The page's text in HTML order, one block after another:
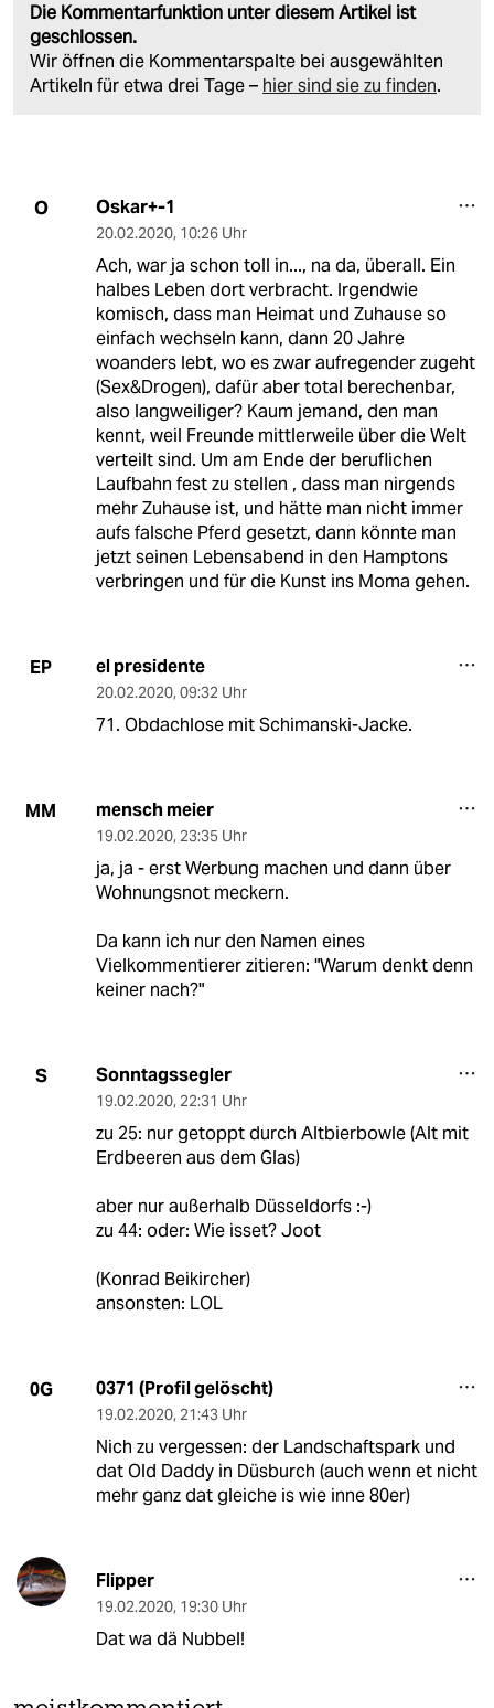
Die Kommentarfunktion unter diesem Artikel ist
geschlossen.
Wir öffnen die Kommentarspalte bei ausgewählten
Artikeln für etwa drei Tage – hier sind sie zu finden.
O Oskar+-1
20.02.2020, 10:26 Uhr
Ach, war ja schon toll in..., na da, überall. Ein
halbes Leben dort verbracht. Irgendwie
komisch, dass man Heimat und Zuhause so
einfach wechseln kann, dann 20 Jahre
woanders lebt, wo es zwar aufregender zugeht
(Sex&Drogen), dafür aber total berechenbar,
also langweiliger? Kaum jemand, den man
kennt, weil Freunde mittlerweile über die Welt
verteilt sind. Um am Ende der beruflichen
Laufbahn fest zu stellen , dass man nirgends
mehr Zuhause ist, und hätte man nicht immer
aufs falsche Pferd gesetzt, dann könnte man
jetzt seinen Lebensabend in den Hamptons
verbringen und für die Kunst ins Moma gehen.
EP el presidente
20.02.2020, 09:32 Uhr
71. Obdachlose mit Schimanski-Jacke.
MM mensch meier
19.02.2020, 23:35 Uhr
ja, ja - erst Werbung machen und dann über
Wohnungsnot meckern.
Da kann ich nur den Namen eines
Vielkommentierer zitieren: "Warum denkt denn
keiner nach?"
S Sonntagssegler
19.02.2020, 22:31 Uhr
zu 25: nur getoppt durch Altbierbowle (Alt mit
Erdbeeren aus dem Glas)
aber nur außerhalb Düsseldorfs :-)
zu 44: oder: Wie isset? Joot
(Konrad Beikircher)
ansonsten: LOL
0G 0371 (Profil gelöscht)
19.02.2020, 21:43 Uhr
Nich zu vergessen: der Landschaftspark und
dat Old Daddy in Düsburch (auch wenn et nicht
mehr ganz dat gleiche is wie inne 80er)
Flipper
19.02.2020, 19:30 Uhr
Dat wa dä Nubbel!